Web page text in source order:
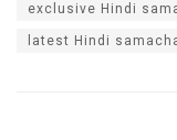
exclusive Hindi
latest Hindi